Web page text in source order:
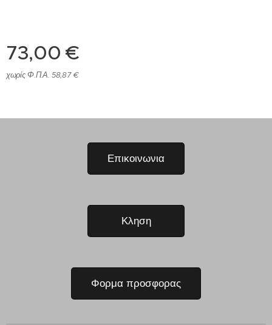
73,00 €
χωρίς Φ.Π.Α. 58,87 €
Επικοινωνια
Κληση
Φορμα προσφορας